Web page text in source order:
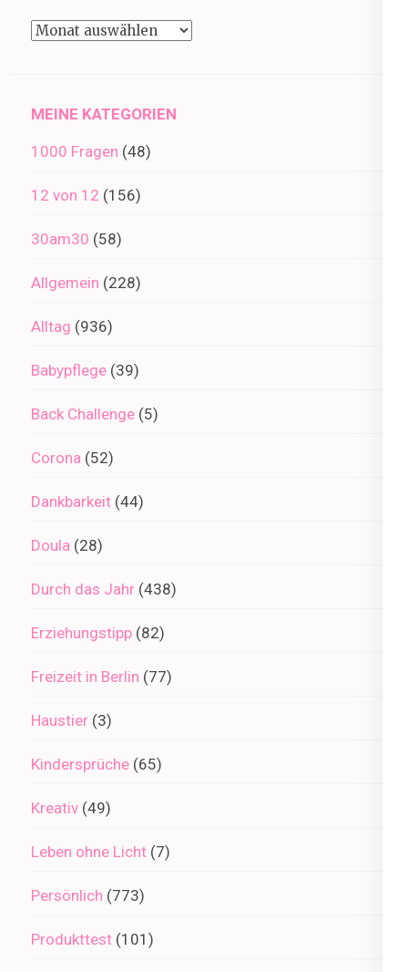
Beiträge
MEINE KATEGORIEN
1000 Fragen (48)
12 von 12 (156)
30am30 (58)
Allgemein (228)
Alltag (936)
Babypflege (39)
Back Challenge (5)
Corona (52)
Dankbarkeit (44)
Doula (28)
Durch das Jahr (438)
Erziehungstipp (82)
Freizeit in Berlin (77)
Haustier (3)
Kindersprüche (65)
Kreativ (49)
Leben ohne Licht (7)
Persönlich (773)
Produkttest (101)